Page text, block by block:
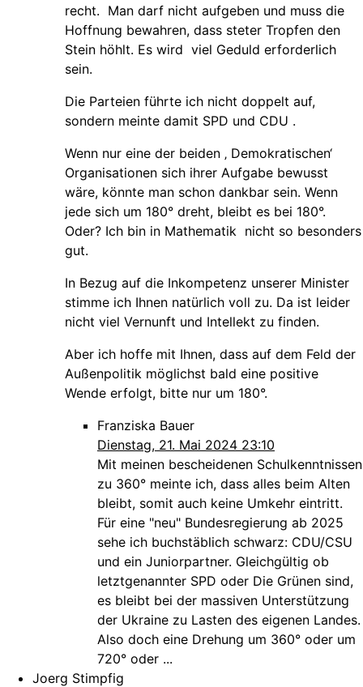
recht. Man darf nicht aufgeben und muss die
Hoffnung bewahren, dass steter Tropfen den
Stein höhlt. Es wird viel Geduld erforderlich
sein.
Die Parteien führte ich nicht doppelt auf,
sondern meinte damit SPD und CDU .
Wenn nur eine der beiden ‚ Demokratischen‘
Organisationen sich ihrer Aufgabe bewusst
wäre, könnte man schon dankbar sein. Wenn
jede sich um 180° dreht, bleibt es bei 180°.
Oder? Ich bin in Mathematik nicht so besonders
gut.
In Bezug auf die Inkompetenz unserer Minister
stimme ich Ihnen natürlich voll zu. Da ist leider
nicht viel Vernunft und Intellekt zu finden.
Aber ich hoffe mit Ihnen, dass auf dem Feld der
Außenpolitik möglichst bald eine positive
Wende erfolgt, bitte nur um 180°.
Franziska Bauer
Dienstag, 21. Mai 2024 23:10
Mit meinen bescheidenen Schulkenntnissen
zu 360° meinte ich, dass alles beim Alten
bleibt, somit auch keine Umkehr eintritt.
Für eine "neu" Bundesregierung ab 2025
sehe ich buchstäblich schwarz: CDU/CSU
und ein Juniorpartner. Gleichgültig ob
letztgenannter SPD oder Die Grünen sind,
es bleibt bei der massiven Unterstützung
der Ukraine zu Lasten des eigenen Landes.
Also doch eine Drehung um 360° oder um
720° oder ...
Joerg Stimpfig